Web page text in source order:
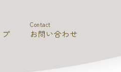
プ
Contact
お問い合わせ